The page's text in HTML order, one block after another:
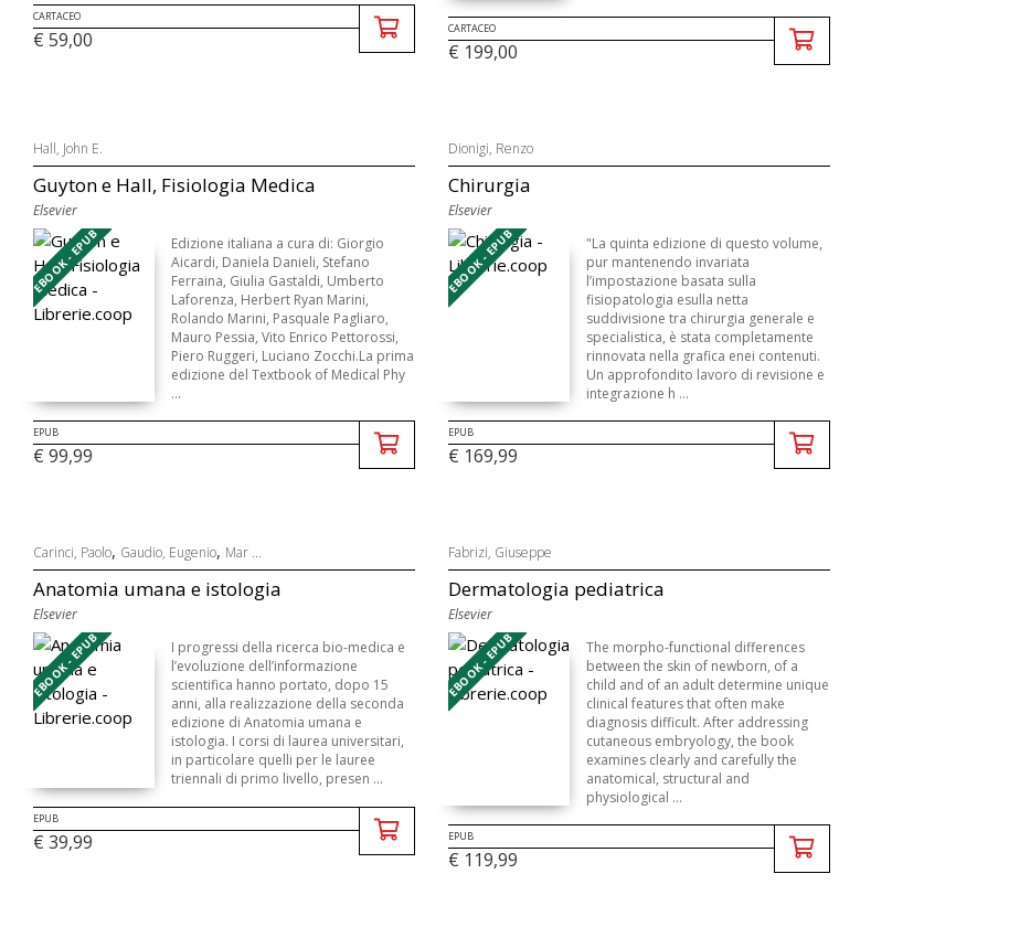
CARTACEO
€ 59,00 CARTACEO
€ 199,00
Hall, John E.
Guyton e Hall, Fisiologia Medica
Elsevier
EBOOK - EPUB
Edizione italiana a cura di: Giorgio
Aicardi, Daniela Danieli, Stefano
Ferraina, Giulia Gastaldi, Umberto
Laforenza, Herbert Ryan Marini,
Rolando Marini, Pasquale Pagliaro,
Mauro Pessia, Vito Enrico Pettorossi,
Piero Ruggeri, Luciano Zocchi.La prima
edizione del Textbook of Medical Phy
...
EPUB
€ 99,99
Dionigi, Renzo
Chirurgia
Elsevier
EBOOK - EPUB
"La quinta edizione di questo volume,
pur mantenendo invariata
l’impostazione basata sulla
fisiopatologia esulla netta
suddivisione tra chirurgia generale e
specialistica, è stata completamente
rinnovata nella grafica enei contenuti.
Un approfondito lavoro di revisione e
integrazione h ...
EPUB
€ 169,99
Carinci, Paolo, Gaudio, Eugenio, Mar ...
Anatomia umana e istologia
Elsevier
EBOOK - EPUB
I progressi della ricerca bio-medica e
l’evoluzione dell’informazione
scientifica hanno portato, dopo 15
anni, alla realizzazione della seconda
edizione di Anatomia umana e
istologia. I corsi di laurea universitari,
in particolare quelli per le lauree
triennali di primo livello, presen ...
EPUB
€ 39,99
Fabrizi, Giuseppe
Dermatologia pediatrica
Elsevier
EBOOK - EPUB
The morpho-functional differences
between the skin of newborn, of a
child and of an adult determine unique
clinical features that often make
diagnosis difficult. After addressing
cutaneous embryology, the book
examines clearly and carefully the
anatomical, structural and
physiological ...
EPUB
€ 119,99